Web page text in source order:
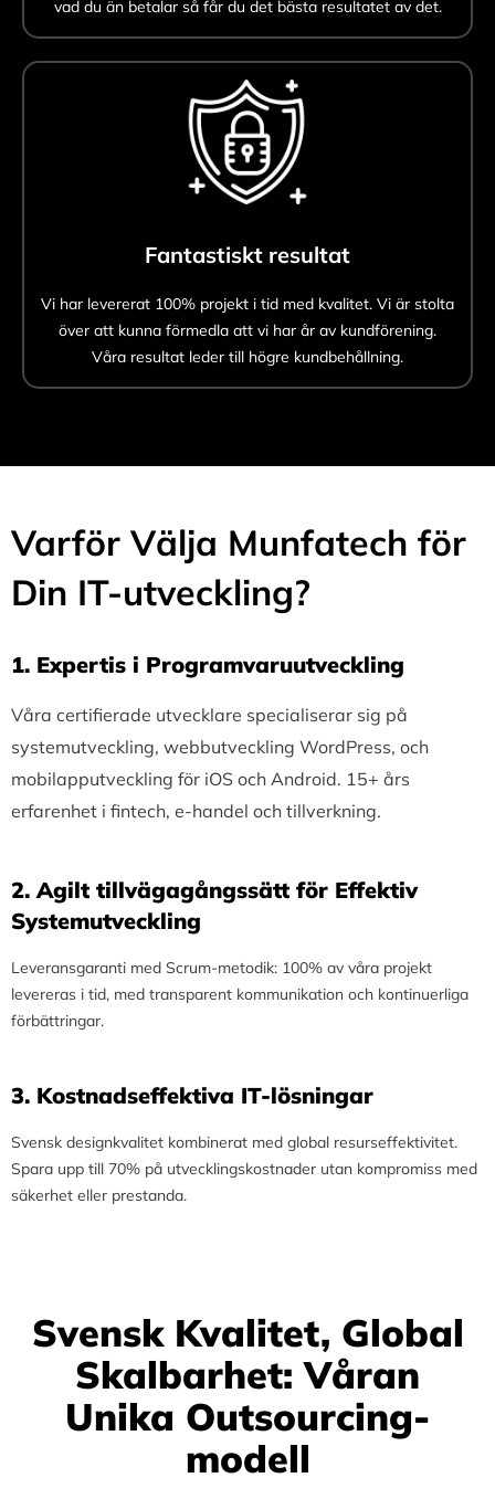
vad du än betalar så får du det bästa resultatet av det.
Fantastiskt resultat
Vi har levererat 100% projekt i tid med kvalitet. Vi är stolta
över att kunna förmedla att vi har år av kundförening.
Våra resultat leder till högre kundbehållning.
Varför Välja Munfatech för
Din IT-utveckling?
1.⁠ ⁠Expertis i Programvaruutveckling
Våra certifierade utvecklare specialiserar sig på
systemutveckling, webbutveckling WordPress, och
mobilapputveckling för iOS och Android. 15+ års
erfarenhet i fintech, e-handel och tillverkning.
2.⁠ ⁠Agilt tillvägagångssätt för Effektiv
Systemutveckling
Leveransgaranti med Scrum-metodik: 100% av våra projekt
levereras i tid, med transparent kommunikation och kontinuerliga
förbättringar.
3.⁠ ⁠Kostnadseffektiva IT-lösningar
Svensk designkvalitet kombinerat med global resurseffektivitet.
Spara upp till 70% på utvecklingskostnader utan kompromiss med
säkerhet eller prestanda.
Svensk Kvalitet, Global
Skalbarhet: Våran
Unika Outsourcing-
modell